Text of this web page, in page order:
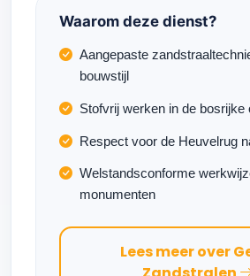
Waarom deze dienst?
Aangepaste
bouwstijl
Stofvrij werken in de bosrijke
Respect voor de Heuvelrug
Welstandsconforme
monumenten
Lees meer over